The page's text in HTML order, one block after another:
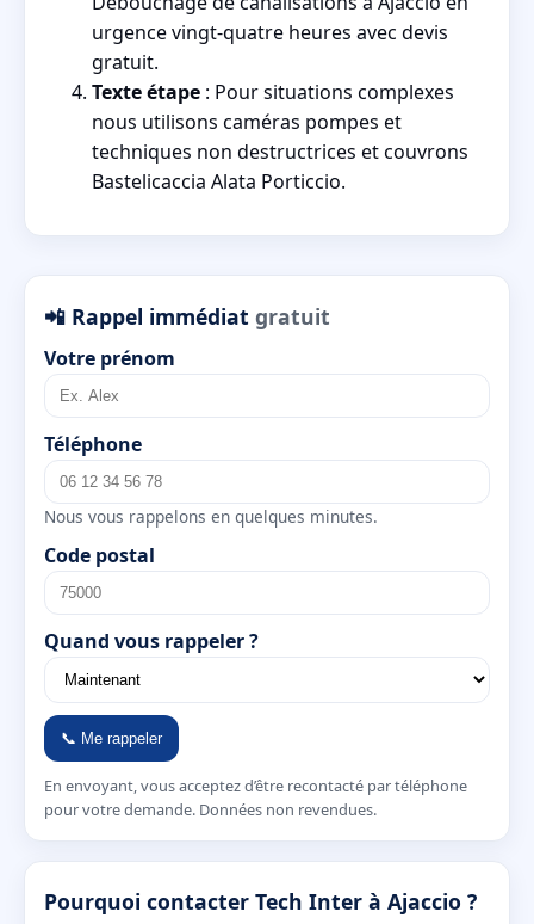
urgence vingt-quatre heures avec devis
gratuit.
Texte étape : Pour situations complexes
nous utilisons caméras pompes et
techniques non destructrices et couvrons
Bastelicaccia Alata Porticcio.
📲 Rappel immédiat gratuit
Votre prénom
Téléphone
Nous vous rappelons en quelques minutes.
Code postal
Quand vous rappeler ?
📞 Me rappeler
En envoyant, vous acceptez d’être recontacté par téléphone
pour votre demande. Données non revendues.
Pourquoi contacter Tech Inter à Ajaccio ?